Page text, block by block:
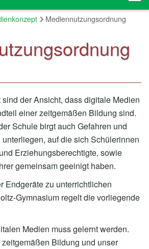
Mediennutzungsordnung
sind der Ansicht, dass digitale Medien
einer zeitgemäßen Bildung sind.
Schule birgt auch Gefahren und
auf die sich Schülerinnen
Erziehungsberechtigte, sowie
gemeinsam geeinigt haben.
Endgeräte zu unterrichtlichen
Gymnasium regelt die vorliegende
Medien muss gelernt werden.
Bildung und unser